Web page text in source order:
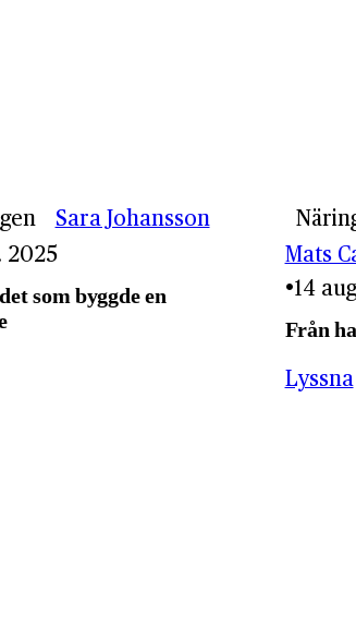
Sara Johansson
2025
som byggde en
Mats
14
Från
Lyssna